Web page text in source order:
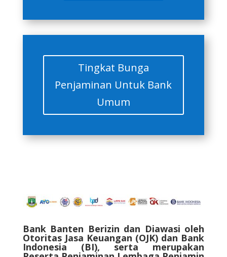
Tingkat Bunga
Penjaminan Untuk Bank
Umum
Bank Banten Berizin dan Diawasi oleh
Otoritas Jasa Keuangan (OJK) dan Bank
Indonesia (BI), serta merupakan